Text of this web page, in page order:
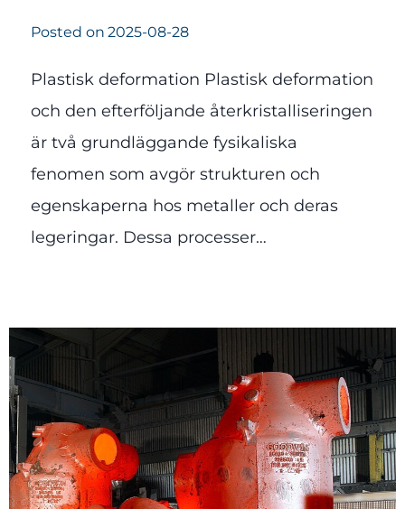
Posted on 2025-08-28
Plastisk deformation Plastisk deformation
och den efterföljande återkristalliseringen
är två grundläggande fysikaliska
fenomen som avgör strukturen och
egenskaperna hos metaller och deras
legeringar. Dessa processer…